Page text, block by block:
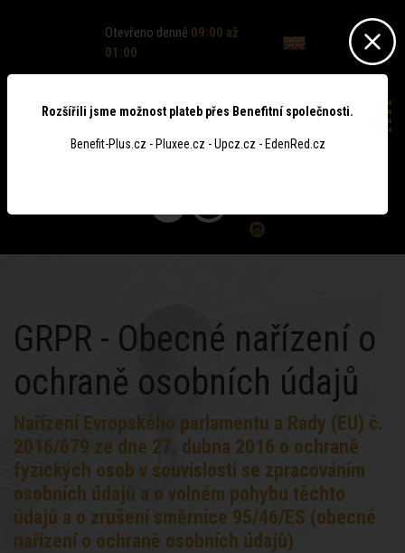
Otevřeno denně 09:00 až
01:00
GRPR - Obecné nařízení o
ochraně osobních údajů
Nařízení Evropského parlamentu a Rady (EU) č.
2016/679 ze dne 27. dubna 2016 o ochraně
fyzických osob v souvislosti se zpracováním
osobních údajů a o volném pohybu těchto
údajů a o zrušení směrnice 95/46/ES (obecné
nařízení o ochraně osobních údajů)
Rozšířili jsme možnost plateb přes Benefitní společnosti.
Benefit-Plus.cz - Pluxee.cz - Upcz.cz - EdenRed.cz